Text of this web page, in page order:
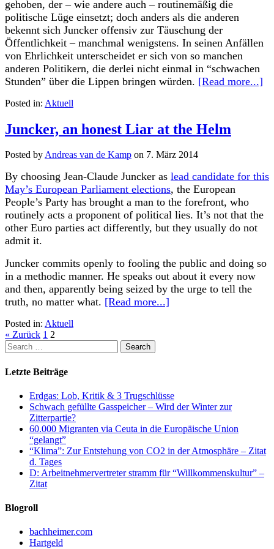
gehoben, der – wie andere auch – routinemäßig die
politische Lüge einsetzt; doch anders als die anderen
bekennt sich Juncker offensiv zur Täuschung der
Öffentlichkeit – manchmal wenigstens. In seinen Anfällen
von Ehrlichkeit unterscheidet er sich von so manchen
anderen Politikern, die derlei nicht einmal in “schwachen
Stunden” über die Lippen bringen würden. [Read more...]
Posted in: Aktuell
Juncker, an honest Liar at the Helm
Posted byAndreas van de Kamp on 7. März 2014
By choosing Jean-Claude Juncker as lead candidate for this
May’s European Parliament elections, the European
People’s Party has brought a man to the forefront, who
routinely acts a proponent of political lies. It’s not that the
other Euro parties act differently, but they usually do not
admit it.
Juncker commits openly to fooling the public and doing so
in a methodic manner. He speaks out about it every now
and then, apparently being seized by the urge to tell the
truth, no matter what. [Read more...]
Posted in: Aktuell
« Zurück 1 2
Letzte Beiträge
Erdgas: Lob, Kritik & 3 Trugschlüsse
Schwach gefüllte Gasspeicher – Wird der Winter zur
Zitterpartie?
60.000 Migranten via Ceuta in die Europäische Union
“gelangt”
“Klima”: Zur Entstehung von CO2 in der Atmosphäre – Zitat
d. Tages
D: Arbeitnehmervertreter stramm für “Willkommenskultur” –
Zitat
Blogroll
bachheimer.com
Hartgeld